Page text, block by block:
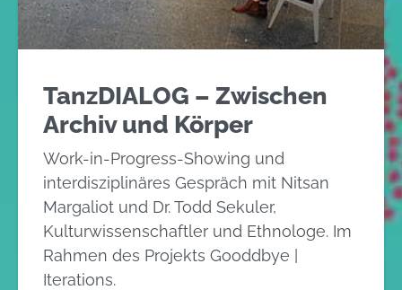
TanzDIALOG – Zwischen
Archiv und Körper
Work-in-Progress-Showing und
interdisziplinäres Gespräch mit Nitsan
Margaliot und Dr. Todd Sekuler,
Kulturwissenschaftler und Ethnologe. Im
Rahmen des Projekts Gooddbye |
Iterations.